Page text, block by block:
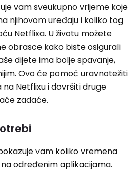
vam sveukupno vrijeme koje
njihovom uređaju i koliko tog
Netflixa. U životu možete
obrasce kako biste osigurali
dijete ima bolje spavanje,
Ovo će pomoć uravnotežiti
Netflixu i dovršiti druge
zadaće.
vam koliko vremena
određenim aplikacijama.